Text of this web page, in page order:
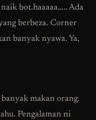
bot.haaaaa….. Ada
berbeza. Corner
banyak nyawa. Ya,
makan orang.
Pengalaman ni